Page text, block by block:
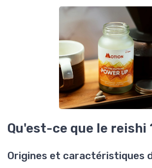
Qu'est-ce que le reishi
Origines et caractéristiques